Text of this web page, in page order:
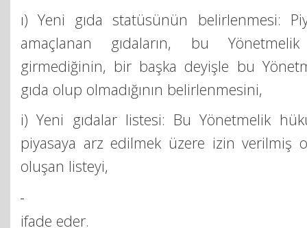
ı) Yeni gıda statüsünün belirlenmesi:
amaçlanan gıdaların, bu
girmediğinin, bir başka deyişle bu
gıda olup olmadığının belirlenmesini,
i) Yeni gıdalar listesi: Bu Yönetmelik
piyasaya arz edilmek üzere izin verilmiş
oluşan listeyi,
ifade eder.